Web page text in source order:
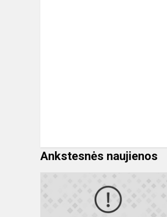
Ankstesnės naujienos